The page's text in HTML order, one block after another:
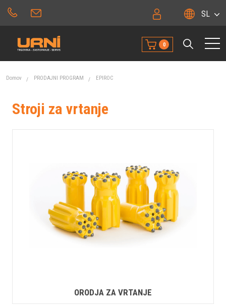
SL
0
Domov PRODAJNI PROGRAM EPIROC
Stroji za vrtanje
ORODJA ZA VRTANJE